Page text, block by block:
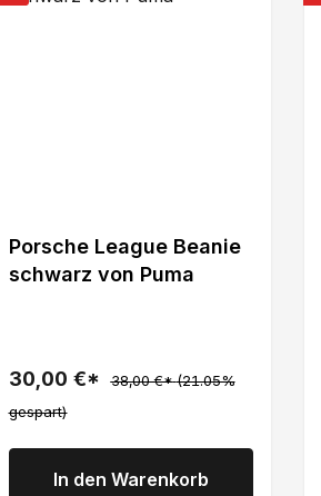
Porsche League Beanie
schwarz von Puma
30,00 €* 38,00 €*(21.05%
gespart)
In den Warenkorb